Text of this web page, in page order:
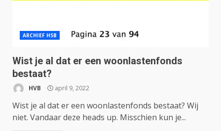
ARCHIEF HSB
Wist je al dat er een woonlastenfonds
bestaat?
HVB april 9, 2022
Wist je al dat er een woonlastenfonds bestaat? Wij
niet. Vandaar deze heads up. Misschien kun je...